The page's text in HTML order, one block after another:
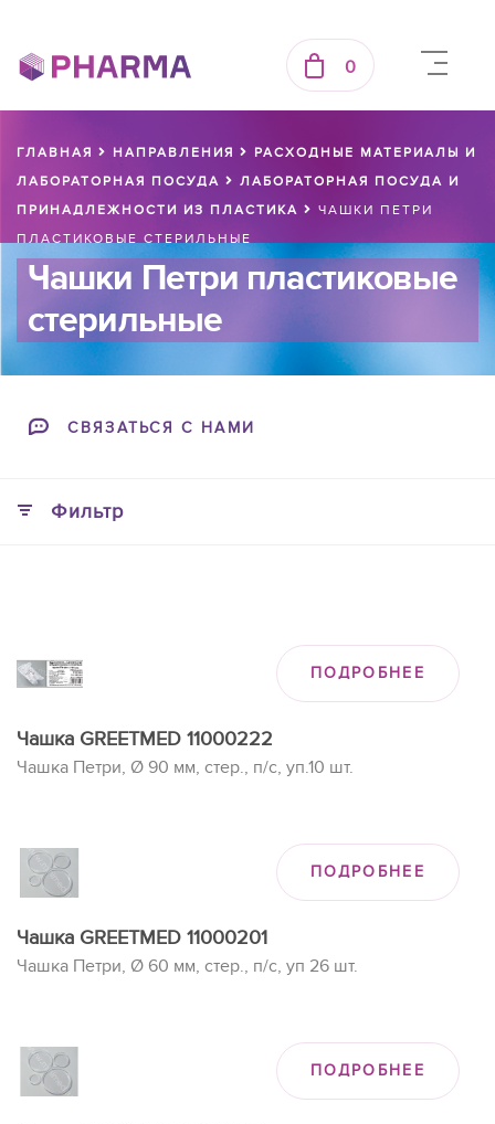
0
ГЛАВНАЯ НАПРАВЛЕНИЯ
РАСХОДНЫЕ МАТЕРИАЛЫ И
ЛАБОРАТОРНАЯ ПОСУДА
ЛАБОРАТОРНАЯ ПОСУДА И
ПРИНАДЛЕЖНОСТИ ИЗ ПЛАСТИКА
ЧАШКИ ПЕТРИ
ПЛАСТИКОВЫЕ СТЕРИЛЬНЫЕ
Чашки Петри пластиковые
стерильные
СВЯЗАТЬСЯ С НАМИ
Фильтр
ПОДРОБНЕЕ
Чашка GREETMED 11000222
Чашка Петри, Ø 90 мм, стер., п/с, уп.10 шт.
ПОДРОБНЕЕ
Чашка GREETMED 11000201
Чашка Петри, Ø 60 мм, стер., п/с, уп 26 шт.
ПОДРОБНЕЕ